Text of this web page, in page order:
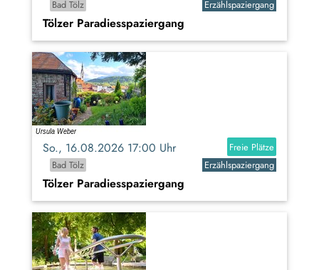
Bad Tölz
Erzählspaziergang
Tölzer Paradiesspaziergang
So., 16.08.2026 17:00 Uhr
Freie Plätze
Bad Tölz
Erzählspaziergang
Tölzer Paradiesspaziergang